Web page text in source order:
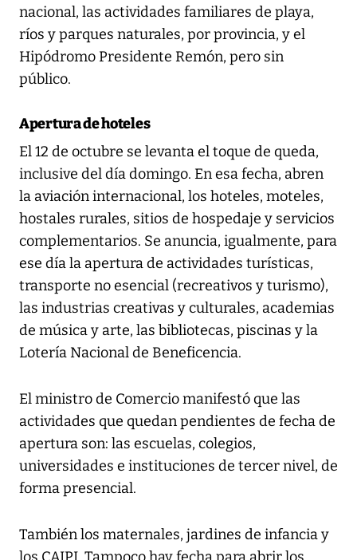
nacional, las actividades familiares de playa,
ríos y parques naturales, por provincia, y el
Hipódromo Presidente Remón, pero sin
público.
Apertura de hoteles
El 12 de octubre se levanta el toque de queda,
inclusive del día domingo. En esa fecha, abren
la aviación internacional, los hoteles, moteles,
hostales rurales, sitios de hospedaje y servicios
complementarios. Se anuncia, igualmente, para
ese día la apertura de actividades turísticas,
transporte no esencial (recreativos y turismo),
las industrias creativas y culturales, academias
de música y arte, las bibliotecas, piscinas y la
Lotería Nacional de Beneficencia.
El ministro de Comercio manifestó que las
actividades que quedan pendientes de fecha de
apertura son: las escuelas, colegios,
universidades e instituciones de tercer nivel, de
forma presencial.
También los maternales, jardines de infancia y